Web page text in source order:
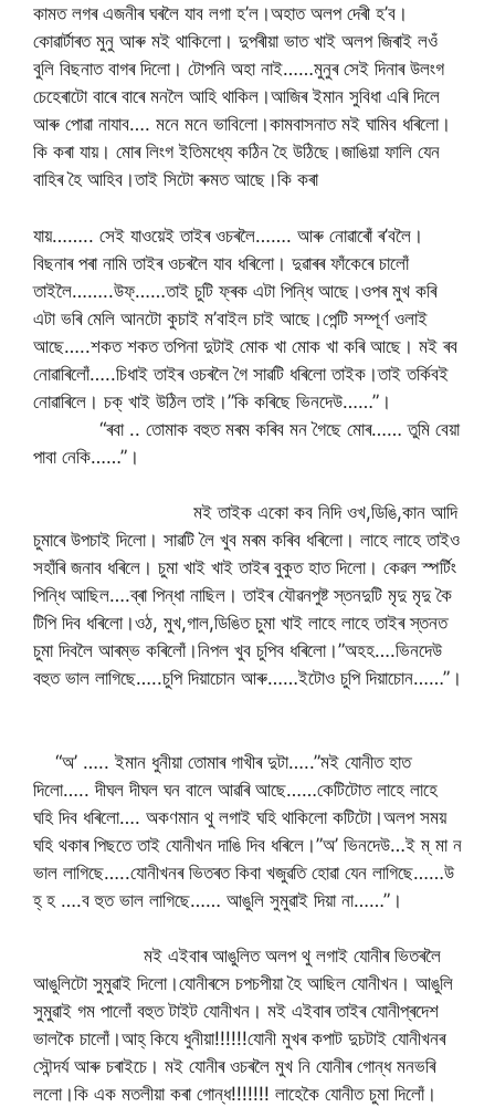
কামত লগৰ এজনীৰ ঘৰলৈ যাব লগা হ’ল।অহাত অলপ দেৰী হ’ব।
কোৱাৰ্টাৰত মুনু আৰু মই থাকিলো। দুপৰীয়া ভাত খাই অলপ জিৰাই লওঁ
বুলি বিছনাত বাগৰ দিলো। টোপনি অহা নাই……মুনুৰ সেই দিনাৰ উলংগ
চেহেৰাটো বাৰে বাৰে মনলৈ আহি থাকিল।আজিৰ‌ ইমান সুবিধা এৰি দিলে
আৰু পোৱা নাযাব…. মনে মনে ভাবিলো।কামবাসনাত মই ঘামিব ধৰিলো।
কি কৰা যায়। মোৰ লিংগ ইতিমধ্যে কঠিন হৈ উঠিছে।জাঙিয়া ফালি যেন‌
বাহিৰ হৈ আহিব।তাই সিটো ৰুমত আছে।কি কৰা
যায়…….. সেই যাওয়েই তাইৰ ওচৰলৈ……. আৰু নোৱাৰোঁ ৰ’বলৈ।
বিছনাৰ পৰা নামি তাইৰ ওচৰলৈ যাব ধৰিলো। দুৱাৰৰ ফাঁকেৰে চালোঁ
তাইলৈ……..উফ্……তাই চুটি ফ্ৰক এটা পিন্ধি আছে।ওপৰ মুখ কৰি
এটা ভৰি মেলি আনটো কুচাই ম’বাইল চাই আছে।পেন্টি সম্পূৰ্ণ ওলাই
আছে…..শকত শকত তপিনা দুটাই মোক খা মোক খা কৰি আছে। মই ৰব
নোৱাৰিলোঁ…..চিধাই তাইৰ ওচৰলৈ গৈ সাৱটি ধৰিলো তাইক।তাই তৰ্কিবই
নোৱাৰিলে। চক্ খাই উঠিল তাই।”কি কৰিছে ভিনদেউ……”।
“ৰবা .. তোমাক বহুত মৰম কৰিব মন গৈছে মোৰ…… তুমি বেয়া
পাবা নেকি……”।
মই তাইক একো কব নিদি ওখ,ডিঙি,কান আদি
চুমাৰে উপচাই দিলো। সাৱটি লৈ খুব মৰম কৰিব ধৰিলো। লাহে লাহে তাইও
সহাঁৰি জনাব ধৰিলে। চুমা খাই খাই তাইৰ বুকুত হাত দিলো। কেৱল স্পৰ্টিং
পিন্ধি আছিল….ব্ৰা পিন্ধা নাছিল। তাইৰ যৌৱনপুষ্ট স্তনদুটি মৃদু মৃদু কৈ
টিপি দিব ধৰিলো।ওঠ, মুখ,গাল,ডিঙিত চুমা খাই লাহে লাহে তাইৰ স্তনত
চুমা দিবলৈ আৰম্ভ কৰিলোঁ।নিপল‌ খুব চুপিব ধৰিলো।”অহহ….ভিনদেউ
বহুত ভাল লাগিছে…..চুপি দিয়াচোন আৰু……ইটোও চুপি দিয়াচোন……”।
“অ’ ….. ইমান ধুনীয়া তোমাৰ গাখীৰ দুটা…..”মই যোনীত হাত
দিলো….. দীঘল দীঘল ঘন বালে আৱৰি আছে……কেটিটোত লাহে লাহে
ঘহি দিব ধৰিলো…. অকণমান থু লগাই ঘহি থাকিলো কটিটো।অলপ সময়
ঘহি থকাৰ পিছতে তাই যোনীখন দাঙি দিব ধৰিলে।”অ’ ভিনদেউ…ই ম্ মা ন
ভাল লাগিছে…..যোনীখনৰ ভিতৰত কিবা খজুৱতি হোৱা যেন লাগিছে……উ
হ্ হ ….ব হুত ভাল লাগিছে…… আঙুলি সুমুৱাই দিয়া না……”।
মই এইবাৰ আঙুলিত অলপ থু লগাই যোনীৰ ভিতৰলৈ
আঙুলিটো সুমুৱাই দিলো।যোনীৰসে চপচপীয়া হৈ আছিল যোনীখন। আঙুলি
সুমুৱাই গম পালোঁ বহুত টাইট যোনীখন। মই এইবাৰ তাইৰ যোনীপ্ৰদেশ
ভালকৈ চালোঁ।আহ্ কিযে ধুনীয়া!!!!!!যোনী মুখৰ‌ কপাট দুচটাই যোনীখনৰ
সৌন্দৰ্য আৰু চৰাইচে। মই যোনীৰ ওচৰলৈ মুখ নি যোনীৰ‌ গোন্ধ মনভৰি
ললো।কি এক মতলীয়া কৰা গোন্ধ!!!!!!! লাহেকৈ যোনীত চুমা দিলোঁ।